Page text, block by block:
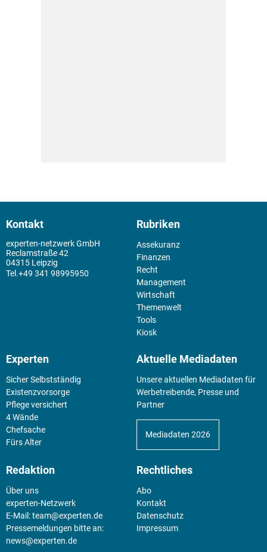
Kontakt
experten-netzwerk GmbH
Reclamstraße 42
04315 Leipzig
+49 341 98995950
Rubriken
Assekuranz
Finanzen
Recht
Management
Wirtschaft
Themenwelt
Tools
Kiosk
Experten
Sicher Selbstständig
Existenz­vorsorge
Pflege versichert
4 Wände
Chefsache
Fürs Alter
Aktuelle Mediadaten
Unsere aktuellen Mediadaten für
Werbetreibende, Presse und
Partner
Mediadaten 2026
Redaktion
Über uns
experten-Netzwerk
E-Mail:team@experten.de
Pressemeldungen bitte an:
news@experten.de
Rechtliches
Abo
Kontakt
Datenschutz
Impressum